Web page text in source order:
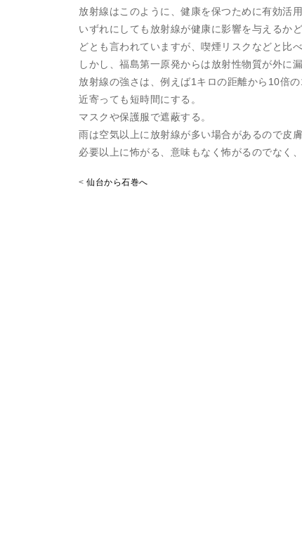
放射線はこのように、健康を保つために有効活
いずれにしても放射線が健康に影響を与えるか
どとも言われていますが、喫煙リスクなどと比
しかし、福島第一原発からは放射性物質が外に
放射線の強さは、例えば1キロの距離から10倍
近寄っても短時間にする。
マスクや保護服で遮蔽する。
雨は空気以上に放射線が多い場合があるので皮
必要以上に怖がる、意味もなく怖がるのでなく
< 仙台から石巻へ